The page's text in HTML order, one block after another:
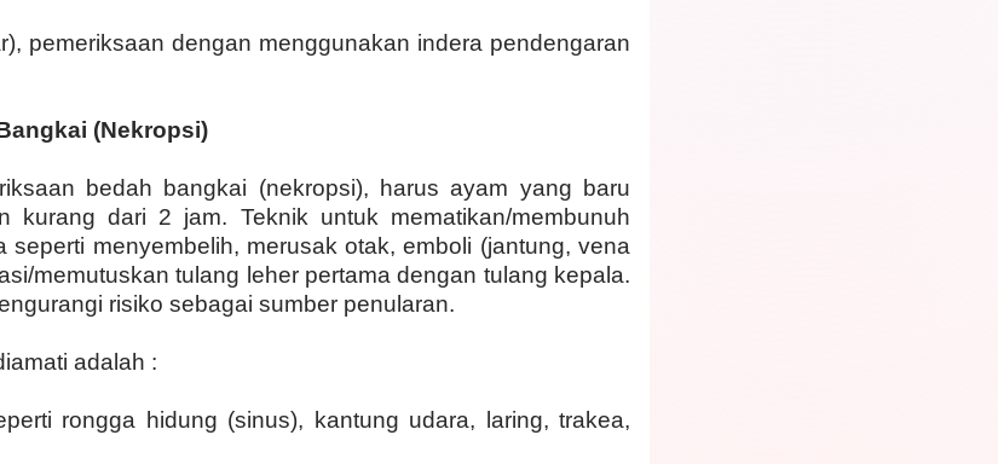
pemeriksaan dengan menggunakan indera pendengaran
(Nekropsi)
bedah bangkai (nekropsi), harus ayam yang baru
kurang dari 2 jam. Teknik untuk mematikan/membunuh
seperti menyembelih, merusak otak, emboli (jantung, vena
memutuskan tulang leher pertama dengan tulang kepala.
risiko sebagai sumber penularan.
adalah :
rongga hidung (sinus), kantung udara, laring, trakea,